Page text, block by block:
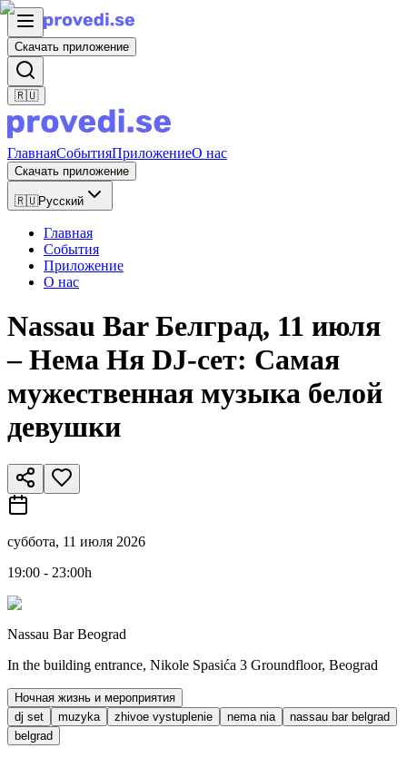
Скачать приложение
🇷🇺
ГлавнаяСобытияПриложениеО нас
Скачать приложение
🇷🇺Русский
Главная
События
Приложение
О нас
Nassau Bar Белград, 11 июля
– Нема Ня DJ-сет: Самая
мужественная музыка белой
девушки
суббота, 11 июля 2026
19:00 - 23:00h
Nassau Bar Beograd
In the building entrance, Nikole Spasića 3 Groundfloor, Beograd
Ночная жизнь и мероприятия
dj set
muzyka zhivoe vystuplenie nema nia
nassau bar belgrad
belgrad